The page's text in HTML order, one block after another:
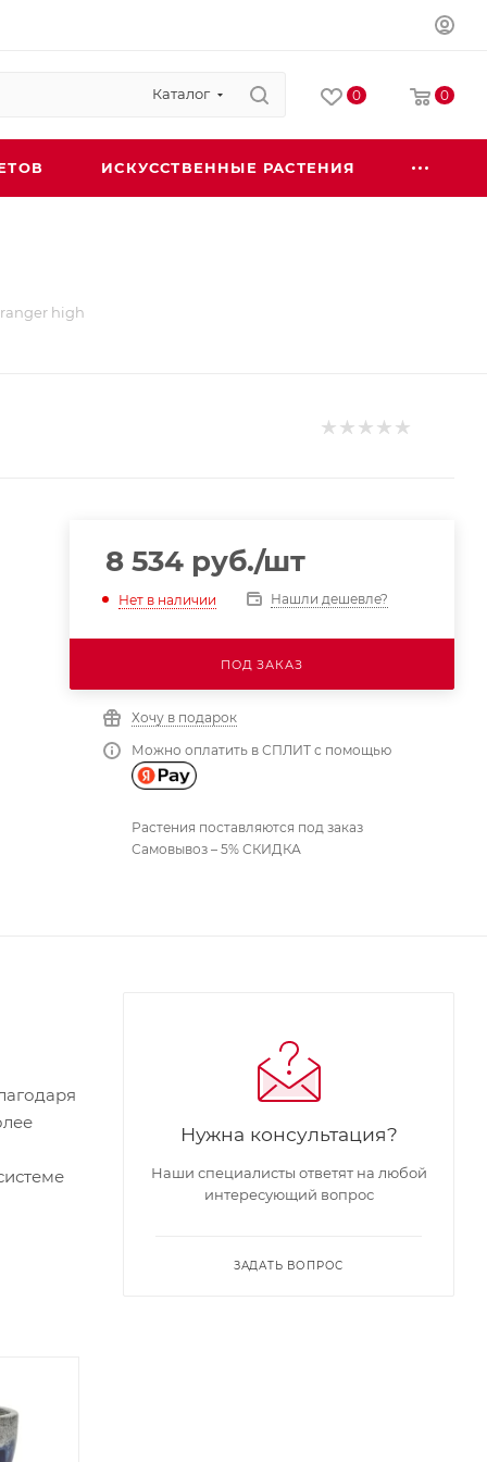
Каталог 0 0
ИСКУССТВЕННЫЕ РАСТЕНИЯ
high
8 534руб./шт
Нет в наличии Нашли дешевле?
ПОД ЗАКАЗ
Хочу в подарок
Можно оплатить в СПЛИТ с помощью
Растения поставляются под заказ
Самовывоз – 5% СКИДКА
Нужна консультация?
Наши специалисты ответят на любой
интересующий вопрос
ЗАДАТЬ ВОПРОС